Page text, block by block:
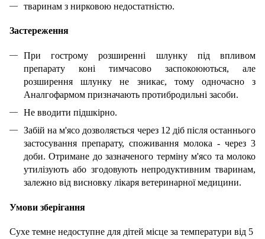
тваринам з нирковою недостатністю.
Застереження
При гострому розширенні шлунку під впливом
препарату коні тимчасово заспокоюються, але
розширення шлунку не зникає, тому одночасно з
Аналгофармом призначають протибродильні засоби.
Не вводити підшкірно.
Забій на м'ясо дозволяється через 12 діб після останнього
застосування препарату, споживання молока - через 3
доби. Отримане до зазначеного терміну м'ясо та молоко
утилізують або згодовують непродуктивним тваринам,
залежно від висновку лікаря ветеринарної медицини.
Умови зберігання
Сухе темне недоступне для дітей місце за температури від 5